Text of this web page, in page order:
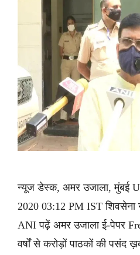
न्यूज डेस्क, अमर उजाला, मुंबई
2020 03:12 PM IST शिवसेना
ANI पढ़ें अमर उजाला ई-पेपर
वर्षों से करोड़ों पाठकों की